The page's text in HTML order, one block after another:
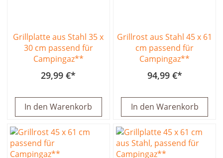
Grillplatte aus Stahl 35 x
30 cm passend für
Campingaz**
29,99 €
In den Warenkorb
Grillrost aus Stahl 45 x 61
cm passend für
Campingaz**
94,99 €
In den Warenkorb